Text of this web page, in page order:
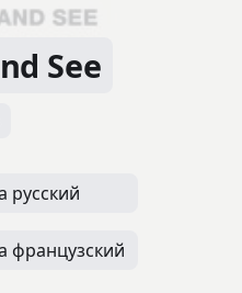
See
русский
французский